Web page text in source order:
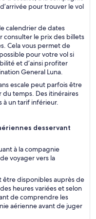
pour trouver le vol
calendrier de dates
consulter le prix des billets
Cela vous permet de
pour votre vol si
et d’ainsi profiter
General Luna.
escale peut parfois être
du temps. Des itinéraires
à un tarif inférieur.
desservant
à la compagnie
voyager vers la
être disponibles auprès de
heures variées et selon
de comprendre les
aérienne avant de juger